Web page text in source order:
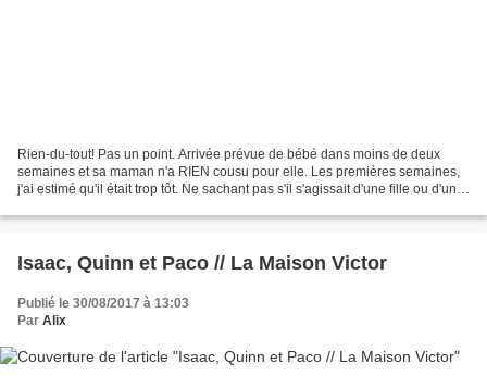
Rien-du-tout! Pas un point. Arrivée prévue de bébé dans moins de deux
semaines et sa maman n'a RIEN cousu pour elle. Les premières semaines,
j'ai estimé qu'il était trop tôt. Ne sachant pas s'il s'agissait d'une fille ou d'un
Isaac, Quinn et Paco // La Maison Victor
Publié le 30/08/2017 à 13:03
Par Alix